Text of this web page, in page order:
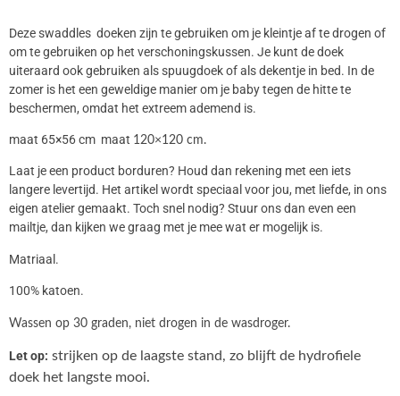
Deze swaddles doeken zijn te gebruiken om je kleintje af te drogen of
om te gebruiken op het verschoningskussen. Je kunt de doek
uiteraard ook gebruiken als spuugdoek of als dekentje in bed. In de
zomer is het een geweldige manier om je baby tegen de hitte te
beschermen, omdat het extreem ademend is.
maat 65×56 cm maat 120×120 cm.
Laat je een product borduren? Houd dan rekening met een iets
langere levertijd. Het artikel wordt speciaal voor jou, met liefde, in ons
eigen atelier gemaakt. Toch snel nodig? Stuur ons dan even een
mailtje, dan kijken we graag met je mee wat er mogelijk is.
Matriaal.
100% katoen.
Wassen op 30 graden, niet drogen in de wasdroger.
Let op: strijken op de laagste stand, zo blijft de hydrofiele
doek het langste mooi.